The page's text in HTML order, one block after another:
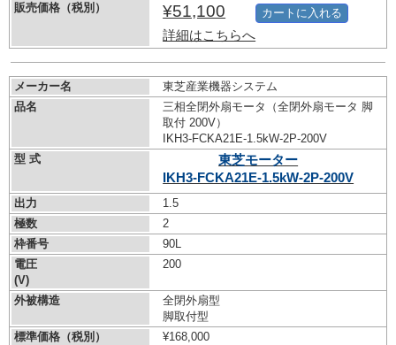
販売価格（税別）
¥51,100
詳細はこちらへ
カートに入れる
メーカー名
東芝産業機器システム
品名
三相全閉外扇モータ（全閉外扇モータ 脚
取付 200V）
IKH3-FCKA21E-1.5kW-2P-200V
型 式
東芝モーター
IKH3-FCKA21E-1.5kW-2P-200V
出力
1.5
極数
2
枠番号
90L
電圧
(V)
200
外被構造
全閉外扇型
脚取付型
標準価格（税別）
¥168,000